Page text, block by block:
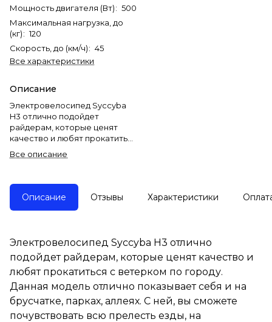
Мощность двигателя (Вт): 500
Максимальная нагрузка, до
(кг): 120
Скорость, до (км/ч): 45
Все характеристики
Описание
Электровелосипед Syccyba
H3 отлично подойдет
райдерам, которые ценят
качество и любят прокатиться
модель отлично показывает
аллеях. С ней, вы сможете
почувствовать всю прелесть
превосходят все ожидания, а
небольшая цена станет
приятным дополнением.
Одной из главных
особенностей
электровелосипеда Сициба
Н3 - установленные 29
дюймовые колёса, которым
Все описание
Описание Отзывы Характеристики
Электровелосипед Syccyba H3 отлично
подойдет райдерам, которые ценят качество и
любят прокатиться с ветерком по городу.
Данная модель отлично показывает себя и на
брусчатке, парках, аллеях. С ней, вы сможете
почувствовать всю прелесть езды, на